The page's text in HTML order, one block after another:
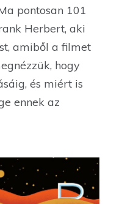
pontosan 101
Herbert, aki
amiből a filmet
hogy
és miért is
ennek az